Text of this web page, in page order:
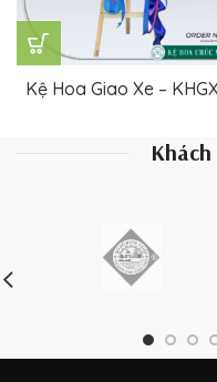
Kệ Hoa Giao Xe –